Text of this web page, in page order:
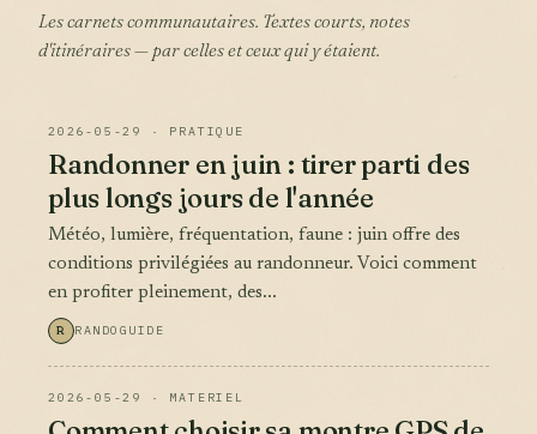
Les carnets communautaires. Textes courts, notes
d'itinéraires — par celles et ceux qui y étaient.
2026-05-29 · PRATIQUE
Randonner en juin : tirer parti des
plus longs jours de l'année
Météo, lumière, fréquentation, faune : juin offre des
conditions privilégiées au randonneur. Voici comment
en profiter pleinement, des...
R RANDOGUIDE
2026-05-29 · MATERIEL